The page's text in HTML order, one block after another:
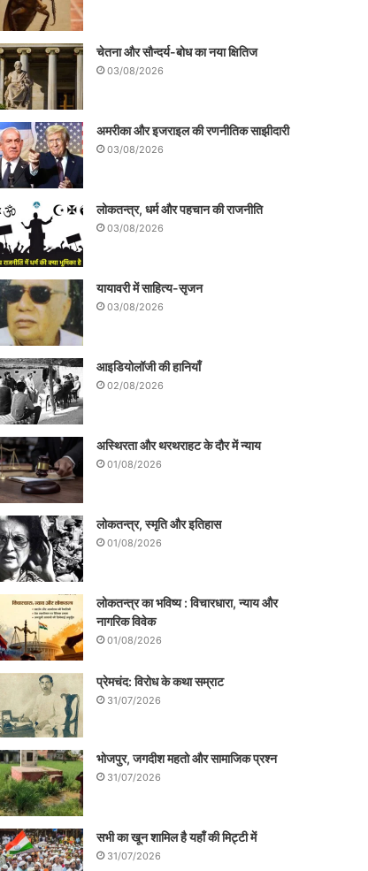
चेतना और सौन्दर्य-बोध का नया क्षितिज
03/08/2026
अमरीका और इजराइल की रणनीतिक साझीदारी
03/08/2026
लोकतन्त्र, धर्म और पहचान की राजनीति
03/08/2026
यायावरी में साहित्य-सृजन
03/08/2026
आइडियोलॉजी की हानियाँ
02/08/2026
अस्थिरता और थरथराहट के दौर में न्याय
01/08/2026
लोकतन्त्र, स्मृति और इतिहास
01/08/2026
लोकतन्त्र का भविष्य : विचारधारा, न्याय और
नागरिक विवेक
01/08/2026
प्रेमचंद: विरोध के कथा सम्राट
31/07/2026
भोजपुर, जगदीश महतो और सामाजिक प्रश्न
31/07/2026
सभी का खून शामिल है यहाँ की मिट्टी में
31/07/2026